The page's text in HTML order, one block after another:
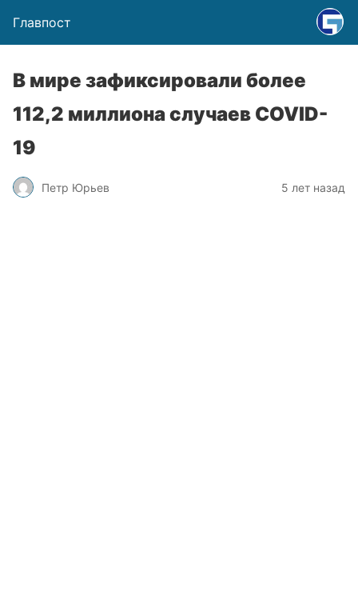
Главпост
В мире зафиксировали более
112,2 миллиона случаев COVID-
19
Петр Юрьев 5 лет назад